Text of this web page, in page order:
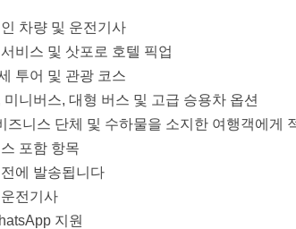
차량 및 운전기사
비스 및 삿포로 호텔 픽업
투어 및 관광 코스
니버스, 대형 버스 및 고급 승용차 옵션
즈니스 단체 및 수하물을 소지한 여행객에게
포함 항목
에 발송됩니다
전기사
지원